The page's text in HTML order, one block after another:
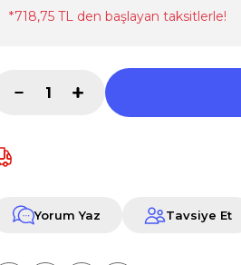
*718,75 TL den başlayan taksitlerle!
Yorum Yaz Tavsiye Et